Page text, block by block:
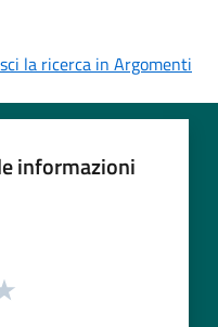
la ricerca in Argomenti
informazioni